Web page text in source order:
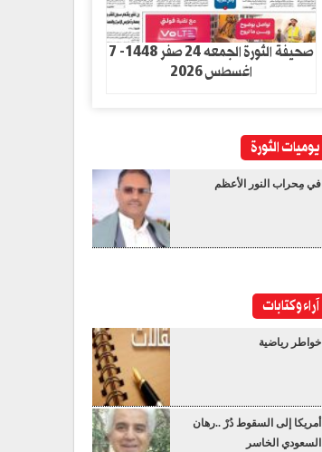
صحيفة الثورة الجمعه 24 صفر 1448- 7
اغسطس 2026
يوميات الثورة
في مِحراب النور الأعظم
آراء وكتابات
خواطر رياضية
أمريكا إلى السقوط دُرْ ..رهان
السعودي الخاسر